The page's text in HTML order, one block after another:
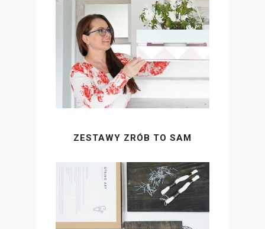
ZESTAWY ZRÓB TO SAM